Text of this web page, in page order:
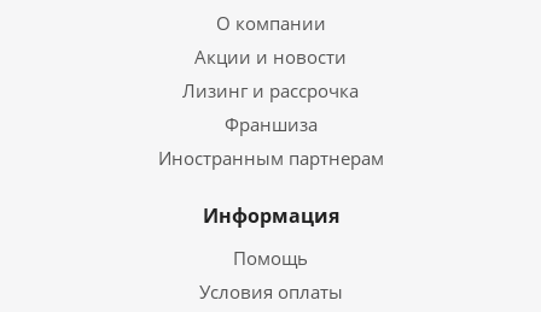
О компании
Акции и новости
Лизинг и рассрочка
Франшиза
Иностранным партнерам
Информация
Помощь
Условия оплаты